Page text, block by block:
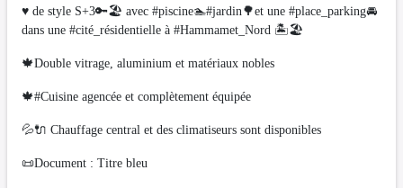
♥️ de style S+3🔑🏖 avec #piscine🏊#jardin🌳et une #place_parking🚘
dans une #cité_résidentielle à #Hammamet_Nord 🏝🏖
🍁Double vitrage, aluminium et matériaux nobles
🍁#Cuisine agencée et complètement équipée
💦🔌 Chauffage central et des climatiseurs sont disponibles
📜Document : Titre bleu